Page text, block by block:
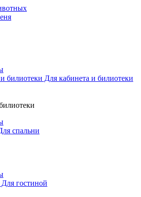
Для кабинета и билиотеки
спальни
Для гостиной